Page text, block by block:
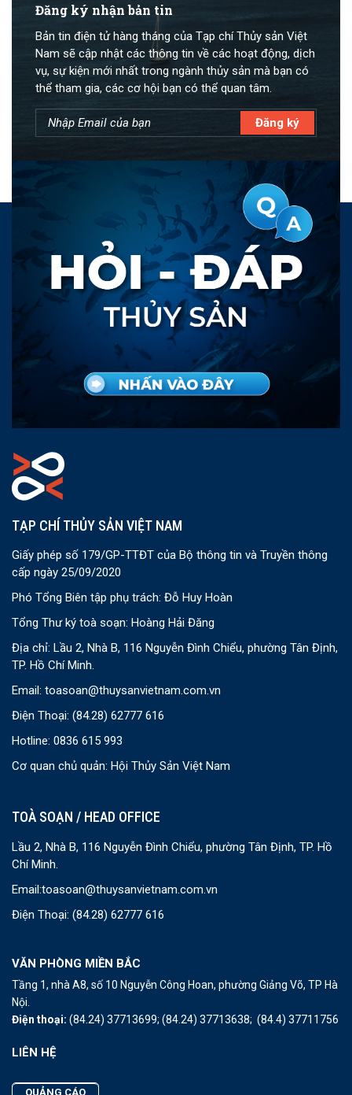
Đăng ký nhận bản tin
Bản tin điện tử hàng tháng của Tạp chí Thủy sản Việt
Nam sẽ cập nhật các thông tin về các hoạt động, dịch
vụ, sự kiện mới nhất trong ngành thủy sản mà bạn có
thể tham gia, các cơ hội bạn có thể quan tâm.
TẠP CHÍ THỦY SẢN VIỆT NAM
Giấy phép số 179/GP-TTĐT của Bộ thông tin và Truyền thông
cấp ngày 25/09/2020
Phó Tổng Biên tập phụ trách: Đỗ Huy Hoàn
Tổng Thư ký toà soạn: Hoàng Hải Đăng
Địa chỉ: Lầu 2, Nhà B, 116 Nguyễn Đình Chiểu, phường Tân Định,
TP. Hồ Chí Minh.
Email: toasoan@thuysanvietnam.com.vn
Điện Thoại: (84.28) 62777 616
Hotline: 0836 615 993
Cơ quan chủ quản: Hội Thủy Sản Việt Nam
TOÀ SOẠN / HEAD OFFICE
Lầu 2, Nhà B, 116 Nguyễn Đình Chiểu, phường Tân Định, TP. Hồ
Chí Minh.
Email:toasoan@thuysanvietnam.com.vn
Điện Thoại: (84.28) 62777 616
VĂN PHÒNG MIỀN BẮC
Tầng 1, nhà A8, số 10 Nguyễn Công Hoan, phường Giảng Võ, TP Hà
Nội.
Điện thoại: (84.24) 37713699; (84.24) 37713638; (84.4) 37711756
LIÊN HỆ
QUẢNG CÁO